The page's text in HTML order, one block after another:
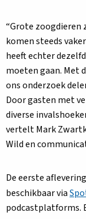
“Grote zoogdieren
komen steeds
heeft echter
moeten gaan. Met
ons onderzoek
Door gasten met
diverse
vertelt Mark
Wild en
De eerste
beschikbaar via
podcastplatforms.